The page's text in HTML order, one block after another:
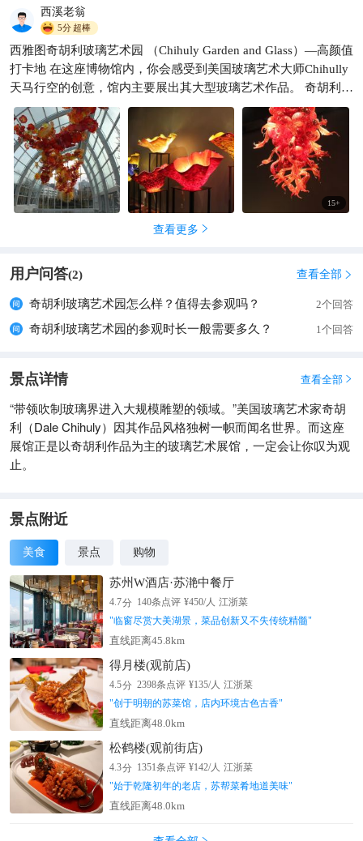
西溪老翁
5分超棒
西雅图奇胡利玻璃艺术园 （Chihuly Garden and Glass）—高颜值
打卡地 在这座博物馆内，你会感受到美国玻璃艺术大师Chihully
天马行空的创意，馆内主要展出其大型玻璃艺术作品。 奇胡利玻
璃艺术园的展览分为室内区和室外区。室内展览品多为戴尔奇胡
利大师多年间盛行不衰的作品；室外展区则以一件高43英尺、面
积4500平方英尺的玻璃展厅为主，展厅里陈列着一个100英尺长
的、由1400片玻璃组成的悬浮雕塑。园区内还有许多大型的玻璃
艺术品，与植物、花卉构成了奇特的玻璃园林景观。
15+
查看更多 
用户问答(2) 查看全部 
奇胡利玻璃艺术园怎么样？值得去参观吗？ 2个回答
奇胡利玻璃艺术园的参观时长一般需要多久？ 1个回答
景点详情 查看全部 
“带领吹制玻璃界进入大规模雕塑的领域。”美国玻璃艺术家奇胡
利（Dale Chihuly）因其作品风格独树一帜而闻名世界。而这座
展馆正是以奇胡利作品为主的玻璃艺术展馆，一定会让你叹为观
止。
景点附近
美食 景点 购物
苏州W酒店·苏滟中餐厅
4.7分 140条点评 ¥450/人 江浙菜
"临窗尽赏大美湖景，菜品创新又不失传统精髓"
直线距离45.8km
得月楼(观前店)
4.5分 2398条点评 ¥135/人 江浙菜
"创于明朝的苏菜馆，店内环境古色古香"
直线距离48.0km
松鹤楼(观前街店)
4.3分 1351条点评 ¥142/人 江浙菜
"始于乾隆初年的老店，苏帮菜肴地道美味"
直线距离48.0km